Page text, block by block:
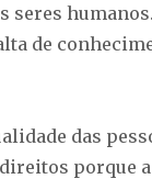
seres
de
das
porque